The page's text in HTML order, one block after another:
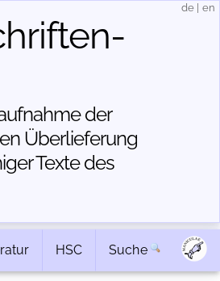
der
Über­lieferung
Texte des
de en
HSC Suche